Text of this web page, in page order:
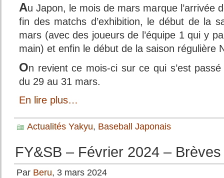
Au Japon, le mois de mars marque l’arrivée
fin des matchs d’exhibition, le début de la
mars (avec des joueurs de l’équipe 1 qui y
main) et enfin le début de la saison régulière
On revient ce mois-ci sur ce qui s’est passé
du 29 au 31 mars.
En lire plus…
Actualités Yakyu, Baseball Japonais
FY&SB – Février 2024 –
Par Beru, 3 mars 2024